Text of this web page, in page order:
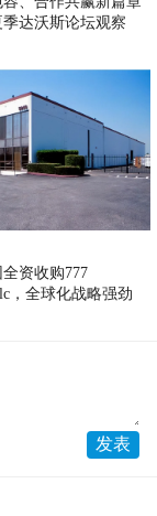
达沃斯论坛观察
资收购777
，全球化战略强劲